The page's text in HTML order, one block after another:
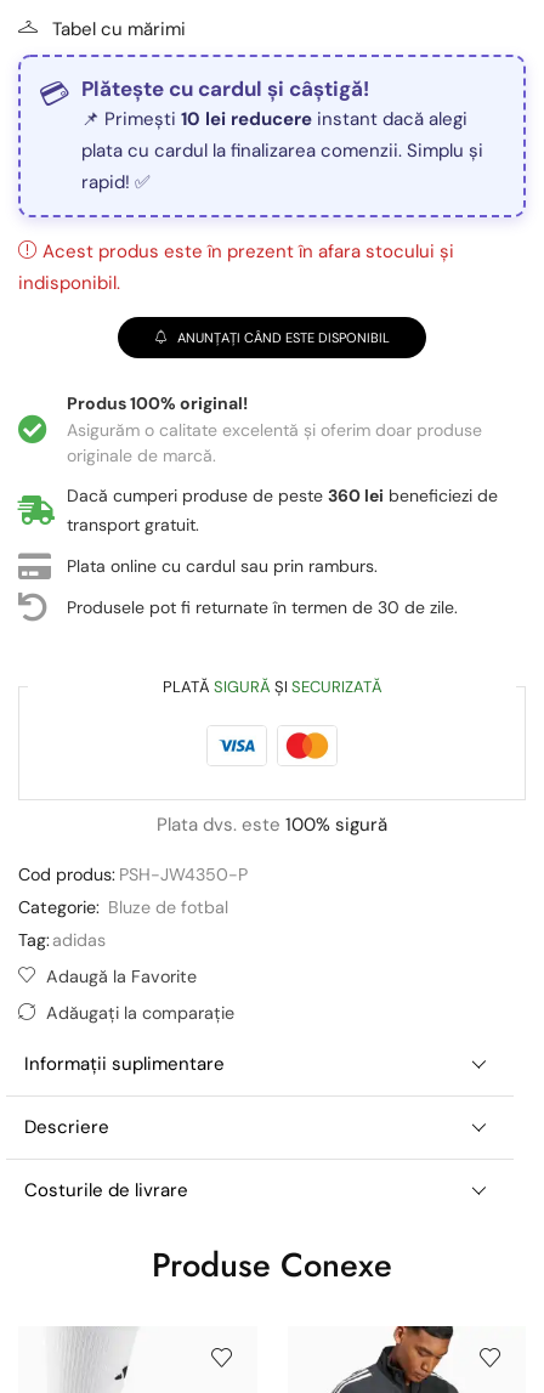
Tabel cu mărimi
Plătește cu cardul și câștigă!
📌 Primești 10 lei reducere instant dacă alegi
plata cu cardul la finalizarea comenzii. Simplu și
rapid! ✅
Acest produs este în prezent în afara stocului și
indisponibil.
ANUNȚAȚI CÂND ESTE DISPONIBIL
Produs 100% original!
Asigurăm o calitate excelentă și oferim doar produse
originale de marcă.
Dacă cumperi produse de peste 360 lei beneficiezi de
transport gratuit.
Plata online cu cardul sau prin ramburs.
Produsele pot fi returnate în termen de 30 de zile.
PLATĂ SIGURĂ ȘI SECURIZATĂ
Plata dvs. este 100% sigură
Cod produs: PSH-JW4350-P
Categorie: Bluze de fotbal
Tag:adidas
Adaugă la Favorite
Adăugați la comparație
Informații suplimentare
Descriere
Costurile de livrare
Produse Conexe